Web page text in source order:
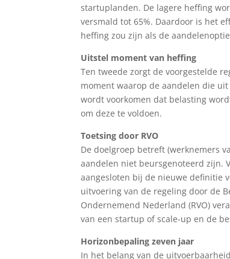
startuplanden. De lagere heffing
versmald tot 65%. Daardoor is het
heffing zou zijn als de
Uitstel moment van heffing
Ten tweede zorgt de voorgestelde
moment waarop de aandelen die
wordt voorkomen dat belasting
om deze te voldoen.
Toetsing door RVO
De doelgroep betreft (werknemers
aandelen niet beursgenoteerd zijn.
aangesloten bij de nieuwe definitie
uitvoering van de regeling door de
Ondernemend Nederland (RVO)
van een startup of scale-up en de
Horizonbepaling zeven jaar
In het belang van de